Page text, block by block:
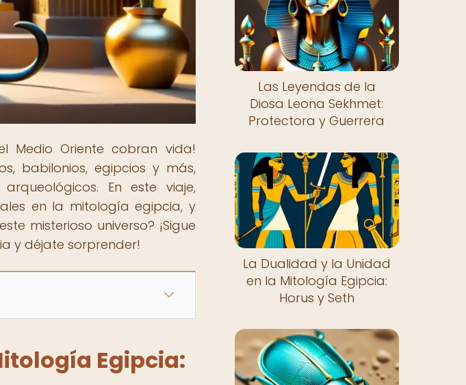
Medio Oriente cobran vida!
babilonios, egipcios y más,
En este viaje,
en la mitología egipcia, y
misterioso universo? ¡Sigue
y déjate sorprender!
Egipcia:
Las Leyendas de la
Diosa Leona Sekhmet:
Protectora y Guerrera
La Dualidad y la Unidad
en la Mitología Egipcia:
Horus y Seth